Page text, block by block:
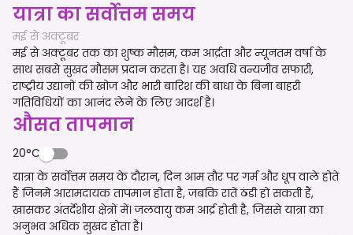
यात्रा का सर्वोत्तम समय
मई से अक्टूबर
मई से अक्टूबर तक का शुष्क मौसम, कम आर्द्रता और न्यूनतम वर्षा के
साथ सबसे सुखद मौसम प्रदान करता है। यह अवधि वन्यजीव सफारी,
राष्ट्रीय उद्यानों की खोज और भारी बारिश की बाधा के बिना बाहरी
गतिविधियों का आनंद लेने के लिए आदर्श है।
औसत तापमान
20°C
यात्रा के सर्वोत्तम समय के दौरान, दिन आम तौर पर गर्म और धूप वाले होते
हैं जिनमें आरामदायक तापमान होता है, जबकि रातें ठंडी हो सकती हैं,
खासकर अंतर्देशीय क्षेत्रों में। जलवायु कम आर्द्र होती है, जिससे यात्रा का
अनुभव अधिक सुखद होता है।